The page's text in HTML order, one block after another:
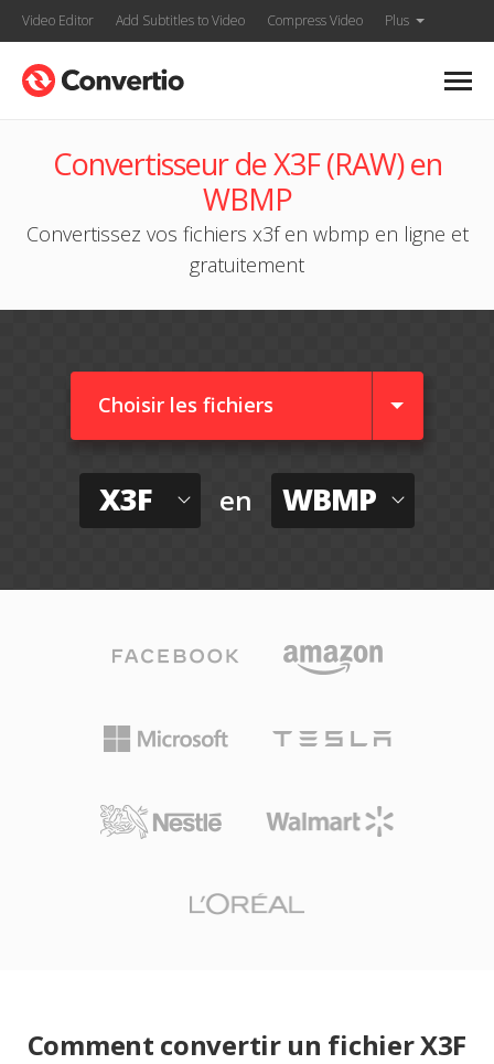
Video Editor Add Subtitles to Video Compress Video Plus
Convertisseur de X3F (RAW) en
WBMP
Convertissez vos fichiers x3f en wbmp en ligne et
gratuitement
Choisir les fichiers
X3F en WBMP
Comment convertir un fichier X3F